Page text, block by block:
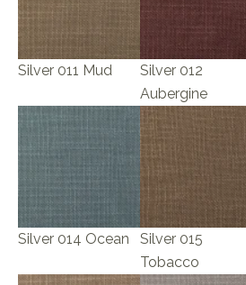
Silver 011 Mud
Silver 012
Aubergine
Silver 014 Ocean
Silver 015
Tobacco